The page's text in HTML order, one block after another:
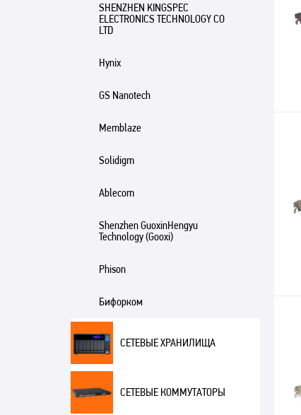
SHENZHEN KINGSPEC
ELECTRONICS TECHNOLOGY CO
LTD
Hynix
GS Nanotech
Memblaze
Solidigm
Ablecom
Shenzhen GuoxinHengyu
Technology (Gooxi)
Phison
Бифорком
СЕТЕВЫЕ ХРАНИЛИЩА
СЕТЕВЫЕ КОММУТАТОРЫ